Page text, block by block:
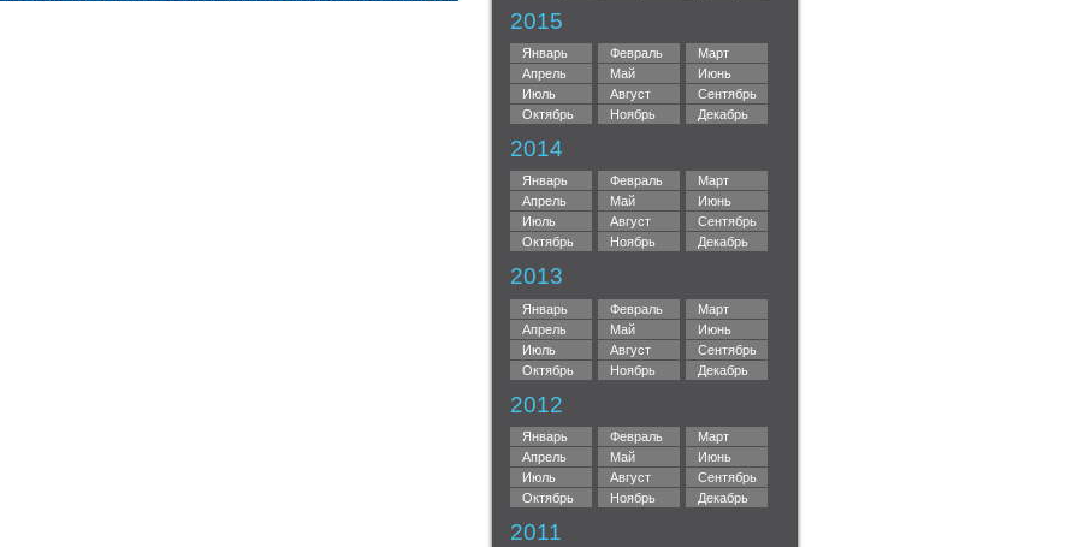
2015
Январь Февраль
Март
Апрель
Май
Июнь
Июль
Август
Сентябрь
Октябрь
Ноябрь Декабрь
2014
Январь Февраль
Март
Апрель
Май
Июнь
Июль
Август
Сентябрь
Октябрь
Ноябрь Декабрь
2013
Январь Февраль
Март
Апрель
Май
Июнь
Июль
Август
Сентябрь
Октябрь
Ноябрь Декабрь
2012
Январь Февраль
Март
Апрель
Май
Июнь
Июль
Август
Сентябрь
Октябрь
Ноябрь Декабрь
2011